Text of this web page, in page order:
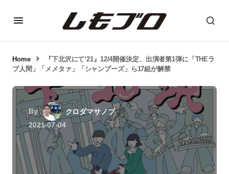
Home
『下北沢にて’21』12/4開催決定、出演者第1弾に「THEラ
ブ人間」「メメタァ」「シャンプーズ」ら17組が解禁
By
クロダマサノブ
2021-07-04